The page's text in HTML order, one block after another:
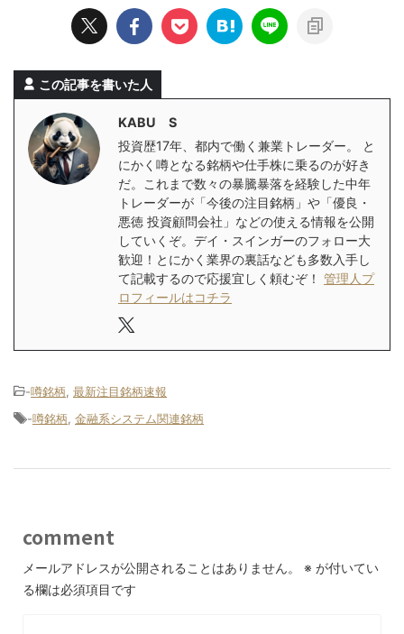
この記事を書いた人
KABU S
投資歴17年、都内で働く兼業トレーダー。 と
にかく噂となる銘柄や仕手株に乗るのが好き
だ。これまで数々の暴騰暴落を経験した中年
トレーダーが「今後の注目銘柄」や「優良・
悪徳 投資顧問会社」などの使える情報を公開
していくぞ。デイ・スインガーのフォロー大
歓迎！とにかく業界の裏話なども多数入手し
て記載するので応援宜しく頼むぞ！ 管理人プ
ロフィールはコチラ
-噂銘柄, 最新注目銘柄速報
-噂銘柄, 金融系システム関連銘柄
comment
メールアドレスが公開されることはありません。 ※ が付いてい
る欄は必須項目です